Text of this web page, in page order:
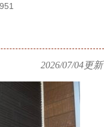
2026/07/04更新